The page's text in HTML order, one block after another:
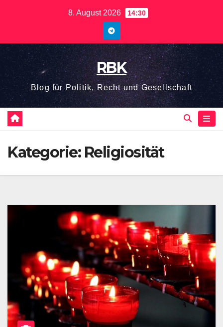
8. August 2026 14:30
RBK
Blog für Politik, Recht und Gesellschaft
Kategorie: Religiosität